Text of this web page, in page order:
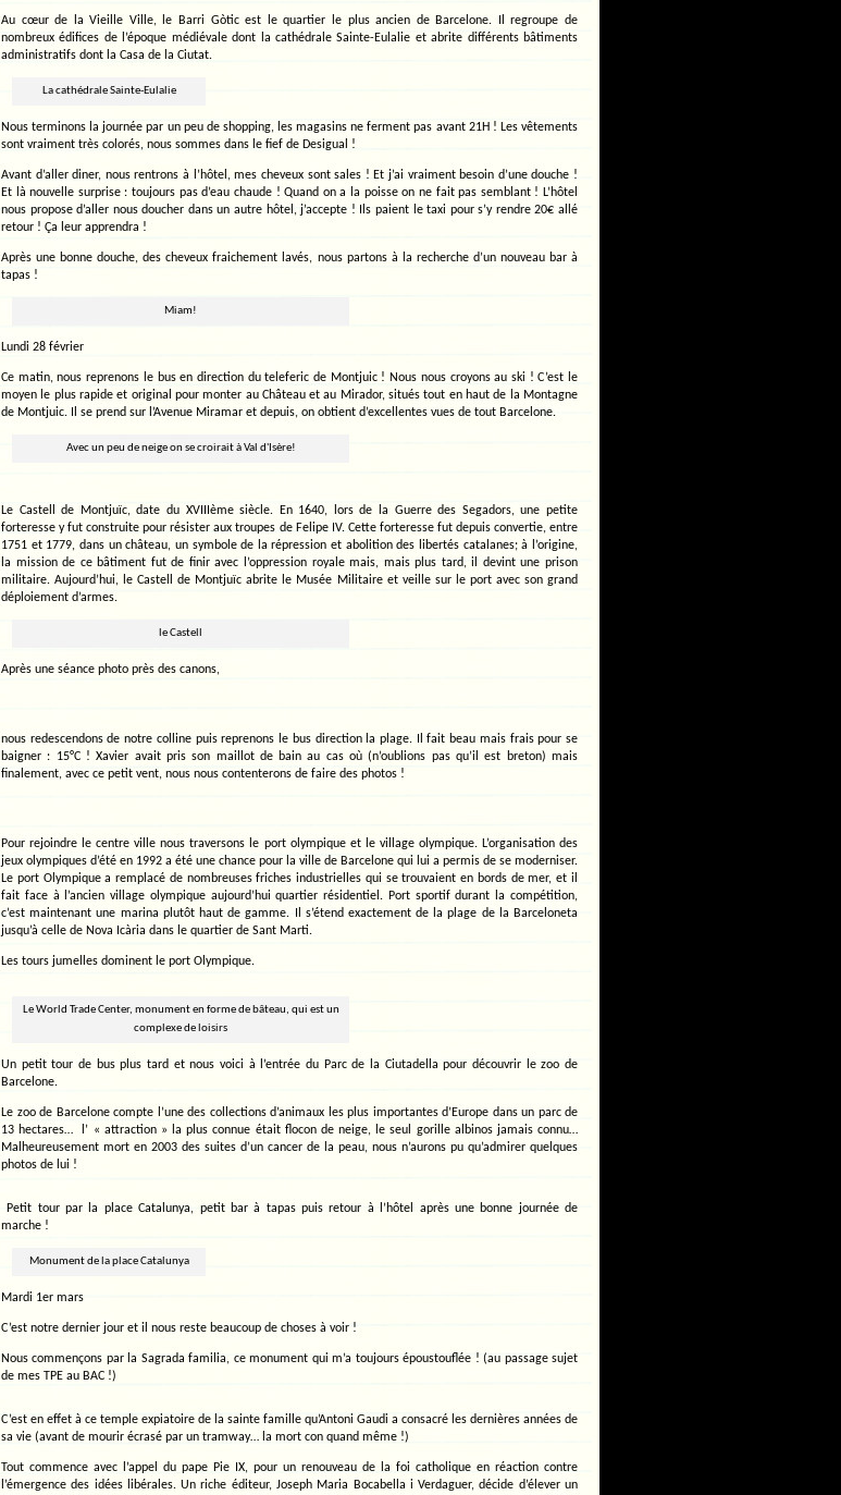
Au cœur de la Vieille Ville, le Barri Gòtic est le quartier le plus ancien de Barcelone. Il regroupe de
nombreux édifices de l’époque médiévale dont la cathédrale Sainte-Eulalie et abrite différents bâtiments
administratifs dont la Casa de la Ciutat.
La cathédrale Sainte-Eulalie
Nous terminons la journée par un peu de shopping, les magasins ne ferment pas avant 21H ! Les vêtements
sont vraiment très colorés, nous sommes dans le fief de Desigual !
Avant d’aller diner, nous rentrons à l’hôtel, mes cheveux sont sales ! Et j’ai vraiment besoin d’une douche !
Et là nouvelle surprise : toujours pas d’eau chaude ! Quand on a la poisse on ne fait pas semblant ! L’hôtel
nous propose d’aller nous doucher dans un autre hôtel, j’accepte ! Ils paient le taxi pour s’y rendre 20€ allé
retour ! Ça leur apprendra !
Après une bonne douche, des cheveux fraichement lavés, nous partons à la recherche d’un nouveau bar à
tapas !
Miam!
Lundi 28 février
Ce matin, nous reprenons le bus en direction du teleferic de Montjuic ! Nous nous croyons au ski ! C’est le
moyen le plus rapide et original pour monter au Château et au Mirador, situés tout en haut de la Montagne
de Montjuic. Il se prend sur l’Avenue Miramar et depuis, on obtient d’excellentes vues de tout Barcelone.
Avec un peu de neige on se croirait à Val d'Isère!
Le Castell de Montjuïc, date du XVIIIème siècle. En 1640, lors de la Guerre des Segadors, une petite
forteresse y fut construite pour résister aux troupes de Felipe IV. Cette forteresse fut depuis convertie, entre
1751 et 1779, dans un château, un symbole de la répression et abolition des libertés catalanes; à l’origine,
la mission de ce bâtiment fut de finir avec l’oppression royale mais, mais plus tard, il devint une prison
militaire. Aujourd’hui, le Castell de Montjuïc abrite le Musée Militaire et veille sur le port avec son grand
déploiement d’armes.
le Castell
Après une séance photo près des canons,
nous redescendons de notre colline puis reprenons le bus direction la plage. Il fait beau mais frais pour se
baigner : 15°C ! Xavier avait pris son maillot de bain au cas où (n’oublions pas qu’il est breton) mais
finalement, avec ce petit vent, nous nous contenterons de faire des photos !
Pour rejoindre le centre ville nous traversons le port olympique et le village olympique. L’organisation des
jeux olympiques d’été en 1992 a été une chance pour la ville de Barcelone qui lui a permis de se moderniser.
Le port Olympique a remplacé de nombreuses friches industrielles qui se trouvaient en bords de mer, et il
fait face à l’ancien village olympique aujourd’hui quartier résidentiel. Port sportif durant la compétition,
c’est maintenant une marina plutôt haut de gamme. Il s’étend exactement de la plage de la Barceloneta
jusqu’à celle de Nova Icària dans le quartier de Sant Marti.
Les tours jumelles dominent le port Olympique.
Le World Trade Center, monument en forme de bâteau, qui est un
complexe de loisirs
Un petit tour de bus plus tard et nous voici à l’entrée du Parc de la Ciutadella pour découvrir le zoo de
Barcelone.
Le zoo de Barcelone compte l’une des collections d’animaux les plus importantes d’Europe dans un parc de
13 hectares… l’ « attraction » la plus connue était flocon de neige, le seul gorille albinos jamais connu…
Malheureusement mort en 2003 des suites d’un cancer de la peau, nous n’aurons pu qu’admirer quelques
photos de lui !
Petit tour par la place Catalunya, petit bar à tapas puis retour à l’hôtel après une bonne journée de
marche !
Monument de la place Catalunya
Mardi 1er mars
C’est notre dernier jour et il nous reste beaucoup de choses à voir !
Nous commençons par la Sagrada familia, ce monument qui m’a toujours époustouflée ! (au passage sujet
de mes TPE au BAC !)
C’est en effet à ce temple expiatoire de la sainte famille qu’Antoni Gaudi a consacré les dernières années de
sa vie (avant de mourir écrasé par un tramway… la mort con quand même !)
Tout commence avec l’appel du pape Pie IX, pour un renouveau de la foi catholique en réaction contre
l’émergence des idées libérales. Un riche éditeur, Joseph Maria Bocabella i Verdaguer, décide d’élever un